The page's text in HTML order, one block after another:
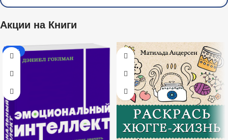
Акции на Книги
-35%